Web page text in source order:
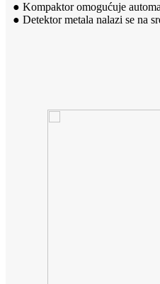
● Kompaktor omogućuje
● Detektor metala nalazi se na